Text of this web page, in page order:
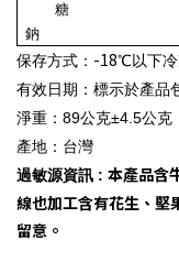
糖
鈉
保存方式： -18℃以下冷
有效日期：標示於產品
淨重：89公克±4.5公克
產地 ： 台灣
過敏源資訊 : 本產品含
線也加工含有花生、堅
留意。